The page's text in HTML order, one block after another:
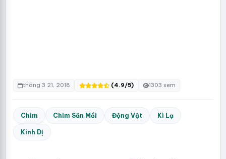
tháng 3 21, 2018 (4.9/5) 1303 xem
Chim Chim Săn Mồi Động Vật Kì Lạ
Kinh Dị